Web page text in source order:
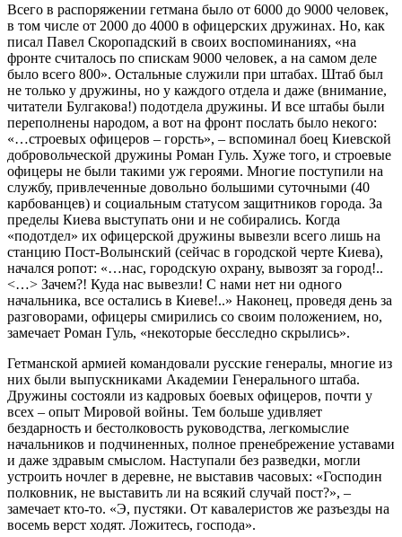
Всего в распоряжении гетмана было от 6000 до 9000 человек,
в том числе от 2000 до 4000 в офицерских дружинах. Но, как
писал Павел Скоропадский в своих воспоминаниях, «на
фронте считалось по спискам 9000 человек, а на самом деле
было всего 800». Остальные служили при штабах. Штаб был
не только у дружины, но у каждого отдела и даже (внимание,
читатели Булгакова!) подотдела дружины. И все штабы были
переполнены народом, а вот на фронт послать было некого:
«…строевых офицеров – горсть», – вспоминал боец Киевской
добровольческой дружины Роман Гуль. Хуже того, и строевые
офицеры не были такими уж героями. Многие поступили на
службу, привлеченные довольно большими суточными (40
карбованцев) и социальным статусом защитников города. За
пределы Киева выступать они и не собирались. Когда
«подотдел» их офицерской дружины вывезли всего лишь на
станцию Пост-Волынский (сейчас в городской черте Киева),
начался ропот: «…нас, городскую охрану, вывозят за город!..
<…> Зачем?! Куда нас вывезли! С нами нет ни одного
начальника, все остались в Киеве!..» Наконец, проведя день за
разговорами, офицеры смирились со своим положением, но,
замечает Роман Гуль, «некоторые бесследно скрылись».
Гетманской армией командовали русские генералы, многие из
них были выпускниками Академии Генерального штаба.
Дружины состояли из кадровых боевых офицеров, почти у
всех – опыт Мировой войны. Тем больше удивляет
бездарность и бестолковость руководства, легкомыслие
начальников и подчиненных, полное пренебрежение уставами
и даже здравым смыслом. Наступали без разведки, могли
устроить ночлег в деревне, не выставив часовых: «Господин
полковник, не выставить ли на всякий случай пост?», –
замечает кто-то. «Э, пустяки. От кавалеристов же разъезды на
восемь верст ходят. Ложитесь, господа».